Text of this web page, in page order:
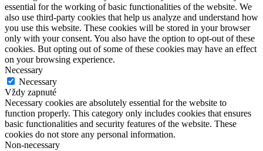
essential for the working of basic functionalities of the website. We
also use third-party cookies that help us analyze and understand how
you use this website. These cookies will be stored in your browser
only with your consent. You also have the option to opt-out of these
cookies. But opting out of some of these cookies may have an effect
on your browsing experience.
Necessary
Necessary
Vždy zapnuté
Necessary cookies are absolutely essential for the website to
function properly. This category only includes cookies that ensures
basic functionalities and security features of the website. These
cookies do not store any personal information.
Non-necessary